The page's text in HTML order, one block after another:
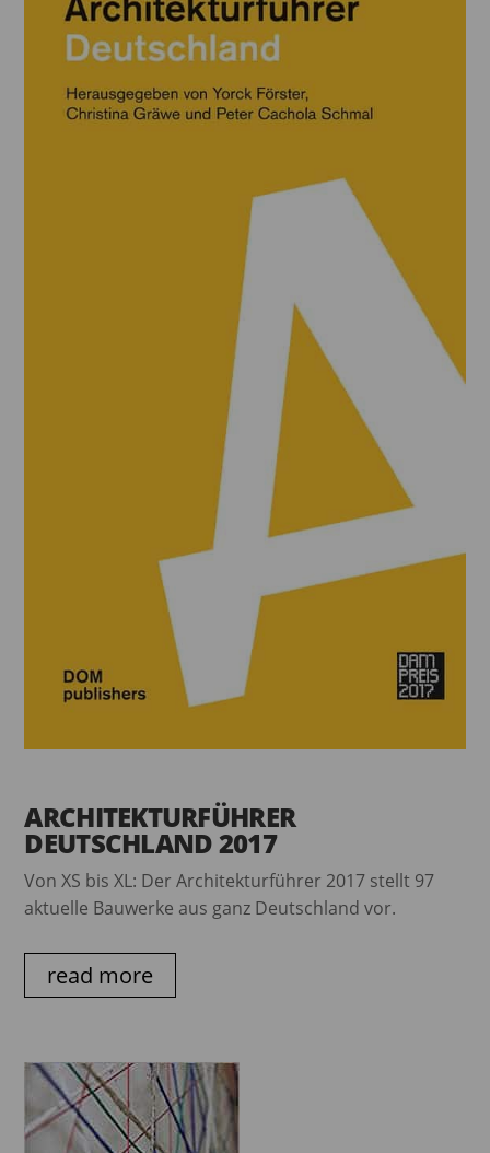
ARCHITEKTURFÜHRER
DEUTSCHLAND 2017
Von XS bis XL: Der Architekturführer 2017 stellt 97
aktuelle Bauwerke aus ganz Deutschland vor.
read more